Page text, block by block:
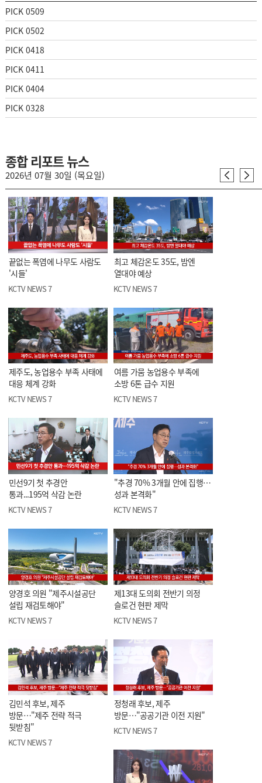
PICK 0509
PICK 0502
PICK 0418
PICK 0411
PICK 0404
PICK 0328
종합 리포트 뉴스
2026년 07월 30일 (목요일)
끝없는 폭염에 나무도 사람도
'시들'
KCTV NEWS 7
최고 체감온도 35도, 밤엔
열대야 예상
KCTV NEWS 7
제주도, 농업용수 부족 사태에
대응 체계 강화
KCTV NEWS 7
여름 가뭄 농업용수 부족에
소방 6톤 급수 지원
KCTV NEWS 7
민선9기 첫 추경안
통과...195억 삭감 논란
KCTV NEWS 7
"추경 70% 3개월 안에 집행…
성과 본격화"
KCTV NEWS 7
양경호 의원 "제주시설공단
설립 재검토해야"
KCTV NEWS 7
제13대 도의회 전반기 의정
슬로건 현판 제막
KCTV NEWS 7
김민석 후보, 제주
방문…"제주 전략 적극
뒷받침"
KCTV NEWS 7
정청래 후보, 제주
방문…"공공기관 이전 지원"
KCTV NEWS 7